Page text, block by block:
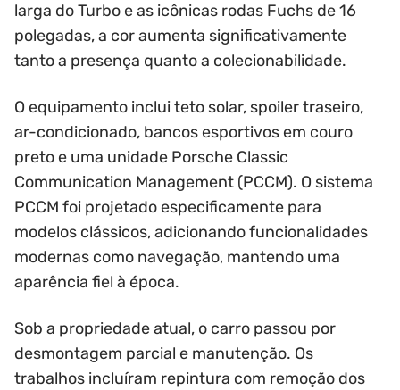
larga do Turbo e as icônicas rodas Fuchs de 16
polegadas, a cor aumenta significativamente
tanto a presença quanto a colecionabilidade.
O equipamento inclui teto solar, spoiler traseiro,
ar-condicionado, bancos esportivos em couro
preto e uma unidade Porsche Classic
Communication Management (PCCM). O sistema
PCCM foi projetado especificamente para
modelos clássicos, adicionando funcionalidades
modernas como navegação, mantendo uma
aparência fiel à época.
Sob a propriedade atual, o carro passou por
desmontagem parcial e manutenção. Os
trabalhos incluíram repintura com remoção dos